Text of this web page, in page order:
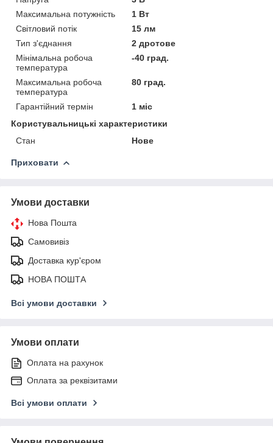
Максимальна потужність
1 Вт
Світловий потік
15 лм
Тип з'єднання
2 дротове
Мінімальна робоча
температура
-40 град.
Максимальна робоча
температура
80 град.
Гарантійний термін
1 міс
Користувальницькі характеристики
Стан
Нове
Приховати
Умови доставки
Нова Пошта
Самовивіз
Доставка кур'єром
НОВА ПОШТА
Всі умови доставки
Умови оплати
Оплата на рахунок
Оплата за реквізитами
Всі умови оплати